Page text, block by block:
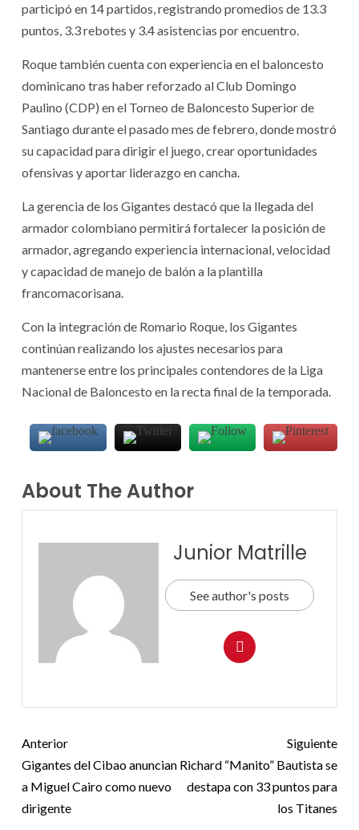
participó en 14 partidos, registrando promedios de 13.3
puntos, 3.3 rebotes y 3.4 asistencias por encuentro.
Roque también cuenta con experiencia en el baloncesto
dominicano tras haber reforzado al Club Domingo
Paulino (CDP) en el Torneo de Baloncesto Superior de
Santiago durante el pasado mes de febrero, donde mostró
su capacidad para dirigir el juego, crear oportunidades
ofensivas y aportar liderazgo en cancha.
La gerencia de los Gigantes destacó que la llegada del
armador colombiano permitirá fortalecer la posición de
armador, agregando experiencia internacional, velocidad
y capacidad de manejo de balón a la plantilla
francomacorisana.
Con la integración de Romario Roque, los Gigantes
continúan realizando los ajustes necesarios para
mantenerse entre los principales contendores de la Liga
Nacional de Baloncesto en la recta final de la temporada.
About The Author
Junior Matrille
See author's posts
Anterior
Gigantes del Cibao anuncian
a Miguel Cairo como nuevo
dirigente
Siguiente
Richard “Manito” Bautista se
destapa con 33 puntos para
los Titanes